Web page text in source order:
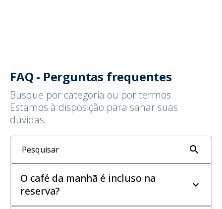
FAQ - Perguntas frequentes
Busque por categoria ou por termos.
Estamos à disposição para sanar suas
dúvidas.
Pesquisar
O café da manhã é incluso na
reserva?